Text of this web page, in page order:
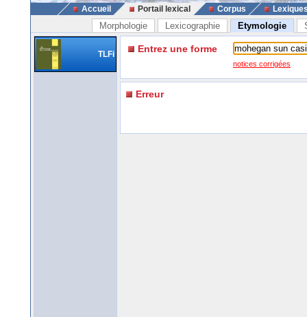
Accueil Portail lexical Corpus
Morphologie Lexicographie Etymologie
TLFi Entrez une forme
notices corrigées
Erreur